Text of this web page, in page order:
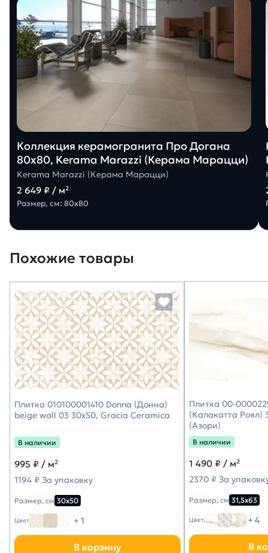
Коллекция керамогранита Про Догана
80х80, Kerama Marazzi (Керама Марацци)
Kerama Marazzi (Керама Марацци)
2 649 ₽ / м²
Размер, см: 80х80
Похожие товары
Плитка 010100001410 Donna (Донна)
beige wall 03 30х50, Gracia Ceramica
В наличии
995 ₽ / м²
1194 ₽ За упаковку
Размер, см 30х50
Цвет + 1
В корзину
Плитка 00-
(Калакатта Роял)
(Азори)
В наличии
1 490 ₽ / м²
2370 ₽ За
Размер, см 31,5х63
Цвет + 4
В